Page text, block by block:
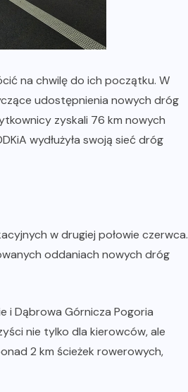
na chwilę do ich początku. W
udostępnienia nowych dróg
zyskali 76 km nowych
wydłużyła swoją sieć dróg
w drugiej połowie czerwca.
oddaniach nowych dróg
i Dąbrowa Górnicza Pogoria
nie tylko dla kierowców, ale
2 km ścieżek rowerowych,